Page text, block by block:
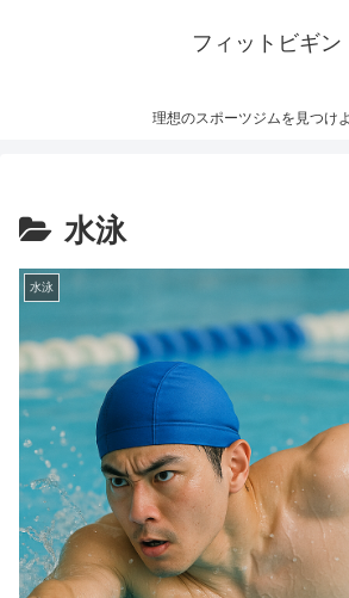
フィットビギン
理想のスポーツジムを見つけ
水泳
水泳